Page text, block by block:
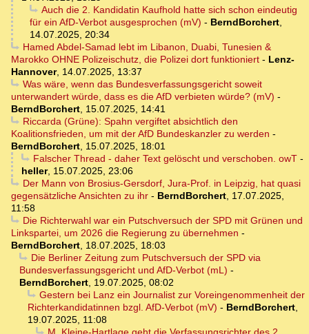
Auch die 2. Kandidatin Kaufhold hatte sich schon eindeutig
für ein AfD-Verbot ausgesprochen (mV) - BerndBorchert,
14.07.2025, 20:34
Hamed Abdel-Samad lebt im Libanon, Duabi, Tunesien &
Marokko OHNE Polizeischutz, die Polizei dort funktioniert - Lenz-
Hannover, 14.07.2025, 13:37
Was wäre, wenn das Bundesverfassungsgericht soweit
unterwandert würde, dass es die AfD verbieten würde? (mV) -
BerndBorchert, 15.07.2025, 14:41
Riccarda (Grüne): Spahn vergiftet absichtlich den
Koalitionsfrieden, um mit der AfD Bundeskanzler zu werden -
BerndBorchert, 15.07.2025, 18:01
Falscher Thread - daher Text gelöscht und verschoben. owT-
heller, 15.07.2025, 23:06
Der Mann von Brosius-Gersdorf, Jura-Prof. in Leipzig, hat quasi
gegensätzliche Ansichten zu ihr - BerndBorchert, 17.07.2025,
11:58
Die Richterwahl war ein Putschversuch der SPD mit Grünen und
Linkspartei, um 2026 die Regierung zu übernehmen -
BerndBorchert, 18.07.2025, 18:03
Die Berliner Zeitung zum Putschversuch der SPD via
Bundesverfassungsgericht und AfD-Verbot (mL) -
BerndBorchert, 19.07.2025, 08:02
Gestern bei Lanz ein Journalist zur Voreingenommenheit der
Richterkandidatinnen bzgl. AfD-Verbot (mV) - BerndBorchert,
19.07.2025, 11:08